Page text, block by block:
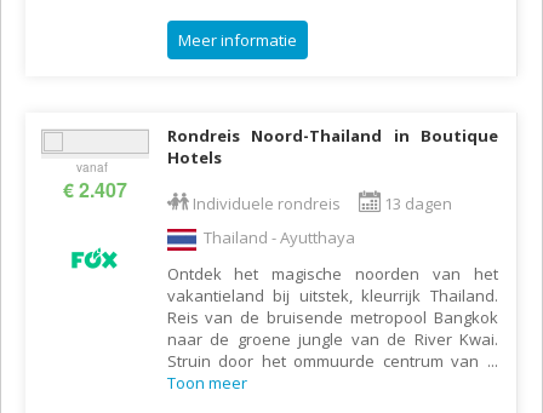
Meer informatie
vanaf
€ 2.407
Rondreis Noord-Thailand in Boutique
Hotels
Individuele rondreis
13 dagen
Thailand - Ayutthaya
Ontdek het magische noorden van het
vakantieland bij uitstek, kleurrijk Thailand.
Reis van de bruisende metropool Bangkok
naar de groene jungle van de River Kwai.
Struin door het ommuurde centrum van ...
Toon meer